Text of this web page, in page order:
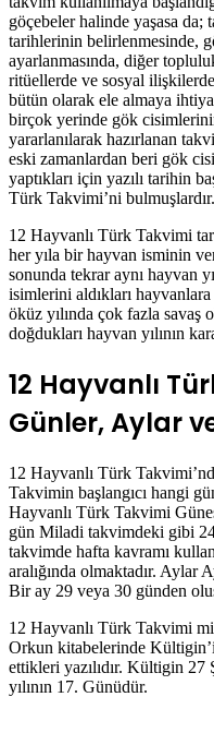
göçebeler halinde yaşasa da;
tarihlerinin belirlenmesinde,
ayarlanmasında, diğer
ritüellerde ve sosyal
bütün olarak ele almaya
birçok yerinde gök
yararlanılarak hazırlanan
eski zamanlardan beri gök
yaptıkları için yazılı tarihin
Türk Takvimi’ni bulmuşlardır.
12 Hayvanlı Türk Takvimi
her yıla bir hayvan isminin
sonunda tekrar aynı hayvan
isimlerini aldıkları
öküz yılında çok fazla savaş
doğdukları hayvan yılının
12 Hayvanlı
Günler, Aylar
12 Hayvanlı Türk
Takvimin başlangıcı hangi
Hayvanlı Türk Takvimi
gün Miladi takvimdeki gibi
takvimde hafta kavramı
aralığında olmaktadır. Aylar
Bir ay 29 veya 30 günden
12 Hayvanlı Türk Takvimi
Orkun kitabelerinde
ettikleri yazılıdır. Kültigin
yılının 17. Günüdür.